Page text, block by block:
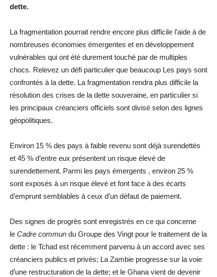
dette.
La fragmentation pourrait rendre encore plus difficile l’aide à de
nombreuses économies émergentes et en développement
vulnérables qui ont été durement touché par de multiples
chocs. Relevez un défi particulier que beaucoup Les pays sont
confrontés à la dette. La fragmentation rendra plus difficile la
résolution des crises de la dette souveraine, en particulier si
les principaux créanciers officiels sont divisé selon des lignes
géopolitiques.
Environ 15 % des pays à faible revenu sont déjà surendettés
et 45 % d’entre eux présentent un risque élevé de
surendettement. Parmi les pays émergents , environ 25 %
sont exposés à un risque élevé et font face à des écarts
d’emprunt semblables à ceux d’un défaut de paiement.
Des signes de progrès sont enregistrés en ce qui concerne
le Cadre commun du Groupe des Vingt pour le traitement de la
dette : le Tchad est récemment parvenu à un accord avec ses
créanciers publics et privés; La Zambie progresse sur la voie
d’une restructuration de la dette; et le Ghana vient de devenir